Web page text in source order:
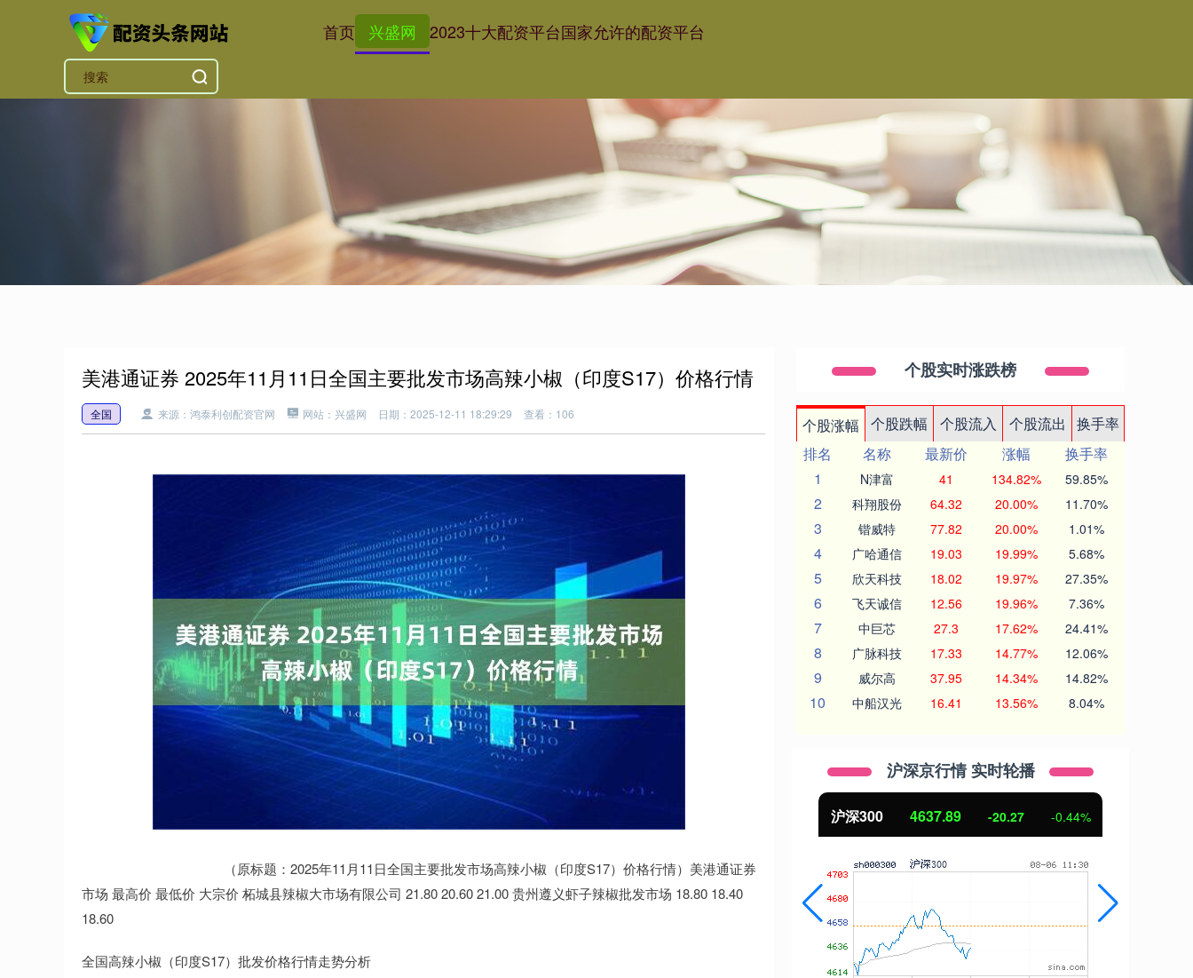
首页 兴盛网 2023十大配资平台国家允许的配资平台
美港通证券 2025年11月11日全国主要批发市场高辣小椒（印度S17）价格行情
全国 来源：鸿泰利创配资官网 网站：兴盛网 日期：2025-12-11 18:29:29 查看：106
（原标题：2025年11月11日全国主要批发市场高辣小椒（印度S17）价格行情）美港通证券
市场 最高价 最低价 大宗价 柘城县辣椒大市场有限公司 21.80 20.60 21.00 贵州遵义虾子辣椒批发市场 18.80 18.40
18.60
全国高辣小椒（印度S17）批发价格行情走势分析
个股实时涨跌榜
个股涨幅 个股跌幅 个股流入 个股流出
换手率
排名
名称 最新价 涨幅
换手率
1
N津富 41 134.82% 59.85%
2 科翔股份 64.32 20.00% 11.70%
3 锴威特 77.82 20.00% 1.01%
4 广哈通信 19.03 19.99% 5.68%
5 欣天科技 18.02 19.97% 27.35%
6 飞天诚信 12.56 19.96% 7.36%
7 中巨芯 27.3 17.62% 24.41%
8 广脉科技 17.33 14.77% 12.06%
9 威尔高 37.95 14.34% 14.82%
10 中船汉光 16.41 13.56% 8.04%
沪深京行情 实时轮播
深证成指 沪深300 4637.89 -20.27 -0.44%